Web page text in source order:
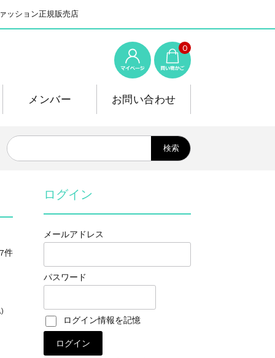
ッション正規販売店
0
メンバー お問い合わせ
件
ログイン
メールアドレス
パスワード
ログイン情報を記憶